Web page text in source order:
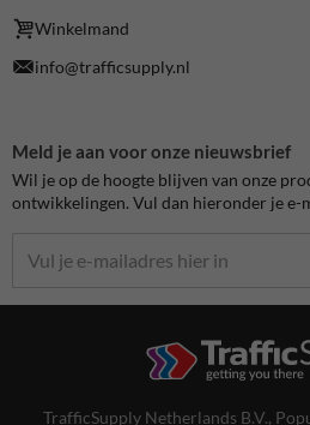
Winkelmand
info@trafficsupply.nl
Meld je aan voor onze nieuwsbrief
Wil je op de hoogte blijven van onze
ontwikkelingen. Vul dan hieronder je e-
TrafficSupply Netherlands B.V.,